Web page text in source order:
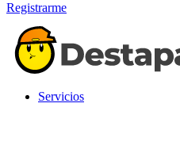
Registrarme
Servicios